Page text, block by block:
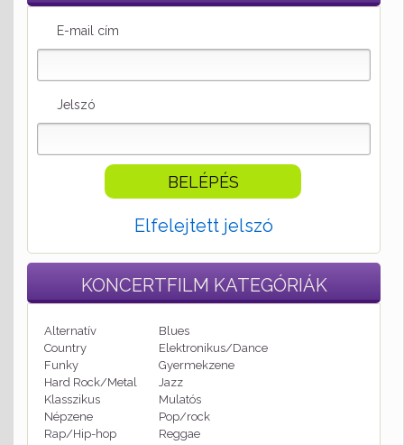
E-mail cím
Jelszó
Elfelejtett jelszó
KONCERTFILM KATEGÓRIÁK
Alternatív
Blues
Country
Elektronikus/Dance
Funky
Gyermekzene
Hard Rock/Metal
Jazz
Klasszikus
Mulatós
Népzene
Pop/rock
Rap/Hip-hop
Reggae